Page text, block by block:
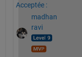
Acceptée :
madhan
ravi